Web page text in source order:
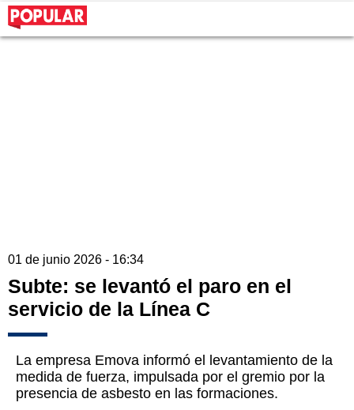
01 de junio 2026 - 16:34
Subte: se levantó el paro en el
servicio de la Línea C
La empresa Emova informó el levantamiento de la
medida de fuerza, impulsada por el gremio por la
presencia de asbesto en las formaciones.